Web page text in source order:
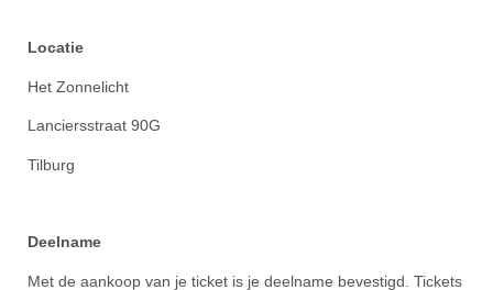
Locatie
Het Zonnelicht
Lanciersstraat 90G
Tilburg
Deelname
Met de aankoop van je ticket is je deelname bevestigd. Tickets